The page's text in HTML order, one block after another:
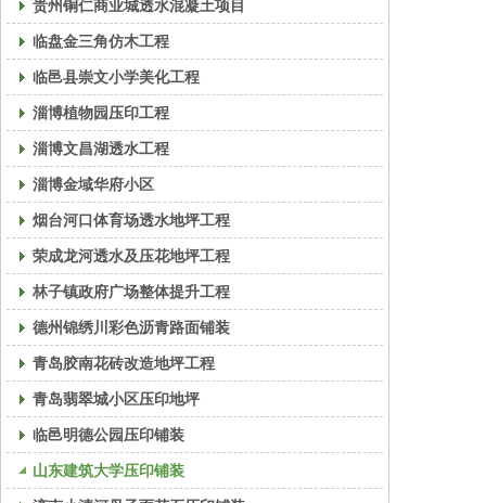
贵州铜仁商业城透水混凝土项目
临盘金三角仿木工程
临邑县崇文小学美化工程
淄博植物园压印工程
淄博文昌湖透水工程
淄博金域华府小区
烟台河口体育场透水地坪工程
荣成龙河透水及压花地坪工程
林子镇政府广场整体提升工程
德州锦绣川彩色沥青路面铺装
青岛胶南花砖改造地坪工程
青岛翡翠城小区压印地坪
临邑明德公园压印铺装
山东建筑大学压印铺装